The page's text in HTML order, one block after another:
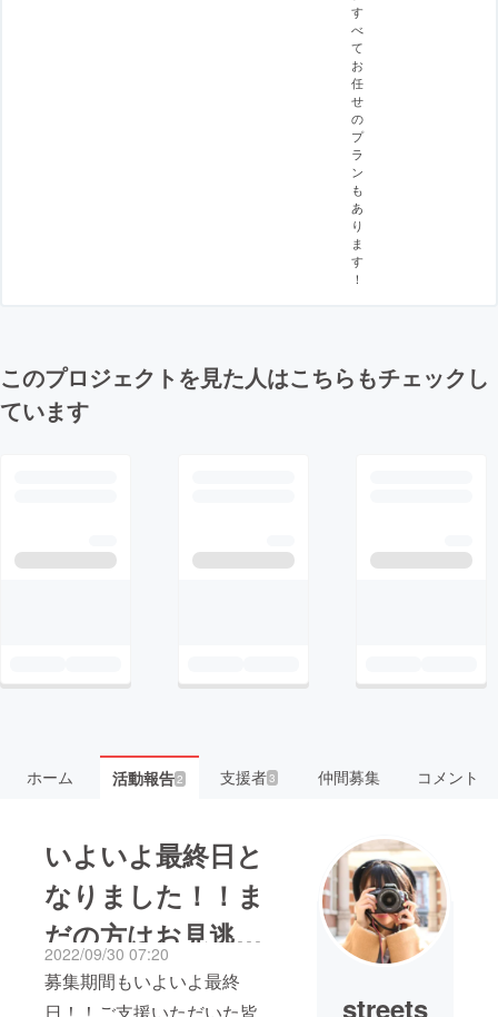
す
べ
て
お
任
せ
の
プ
ラ
ン
も
あ
り
ま
す
！
このプロジェクトを見た人はこちらもチェックし
ています
ホーム 活動報告2 支援者3 仲間募集 コメント
いよいよ最終日と
なりました！！ま
だの方はお見逃し
なく！！
2022/09/30 07:20
募集期間もいよいよ最終
streets